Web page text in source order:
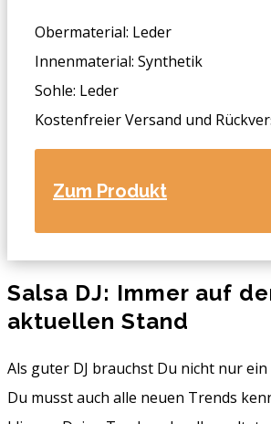
Obermaterial: Leder
Innenmaterial: Synthetik
Sohle: Leder
Kostenfreier Versand und
Zum Produkt
Salsa DJ: Immer auf
aktuellen Stand
Als guter DJ brauchst Du nicht nur
Du musst auch alle neuen Trends